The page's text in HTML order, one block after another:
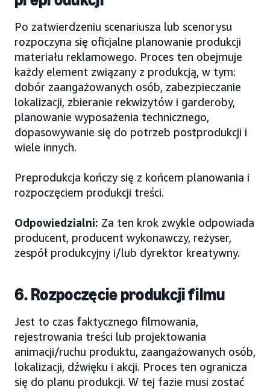
Po zatwierdzeniu scenariusza lub scenorysu
rozpoczyna się oficjalne planowanie produkcji
materiału reklamowego. Proces ten obejmuje
każdy element związany z produkcją, w tym:
dobór zaangażowanych osób, zabezpieczanie
lokalizacji, zbieranie rekwizytów i garderoby,
planowanie wyposażenia technicznego,
dopasowywanie się do potrzeb postprodukcji i
wiele innych.
Preprodukcja kończy się z końcem planowania i
rozpoczęciem produkcji treści.
Odpowiedzialni: Za ten krok zwykle odpowiada
producent, producent wykonawczy, reżyser,
zespół produkcyjny i/lub dyrektor kreatywny.
6. Rozpoczęcie produkcji filmu
Jest to czas faktycznego filmowania,
rejestrowania treści lub projektowania
animacji/ruchu produktu, zaangażowanych osób,
lokalizacji, dźwięku i akcji. Proces ten ogranicza
się do planu produkcji. W tej fazie musi zostać